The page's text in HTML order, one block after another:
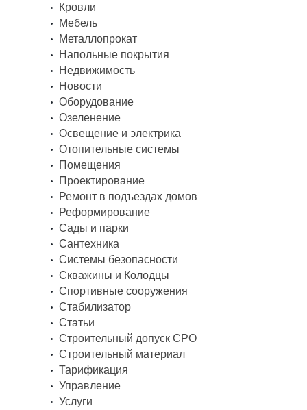
Кровли
Мебель
Металлопрокат
Напольные покрытия
Недвижимость
Новости
Оборудование
Озеленение
Освещение и электрика
Отопительные системы
Помещения
Проектирование
Ремонт в подъездах домов
Реформирование
Сады и парки
Сантехника
Системы безопасности
Скважины и Колодцы
Спортивные сооружения
Стабилизатор
Статьи
Строительный допуск СРО
Строительный материал
Тарификация
Управление
Услуги